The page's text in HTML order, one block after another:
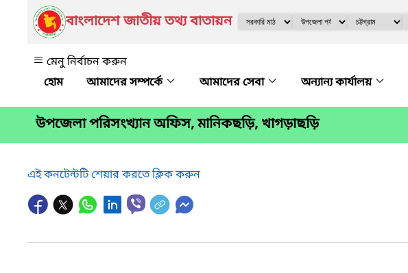
বাংলাদেশ জাতীয় তথ্য বাতায়ন
মেনু নির্বাচন করুন
আমাদের সম্পর্কে
আমাদের সেবা অন্যান্য কার্যালয়
উপজেলা পরিসংখ্যান অফিস, মানিকছড়ি, খাগড়াছড়ি
এই কনটেন্টটি শেয়ার করতে ক্লিক করুন